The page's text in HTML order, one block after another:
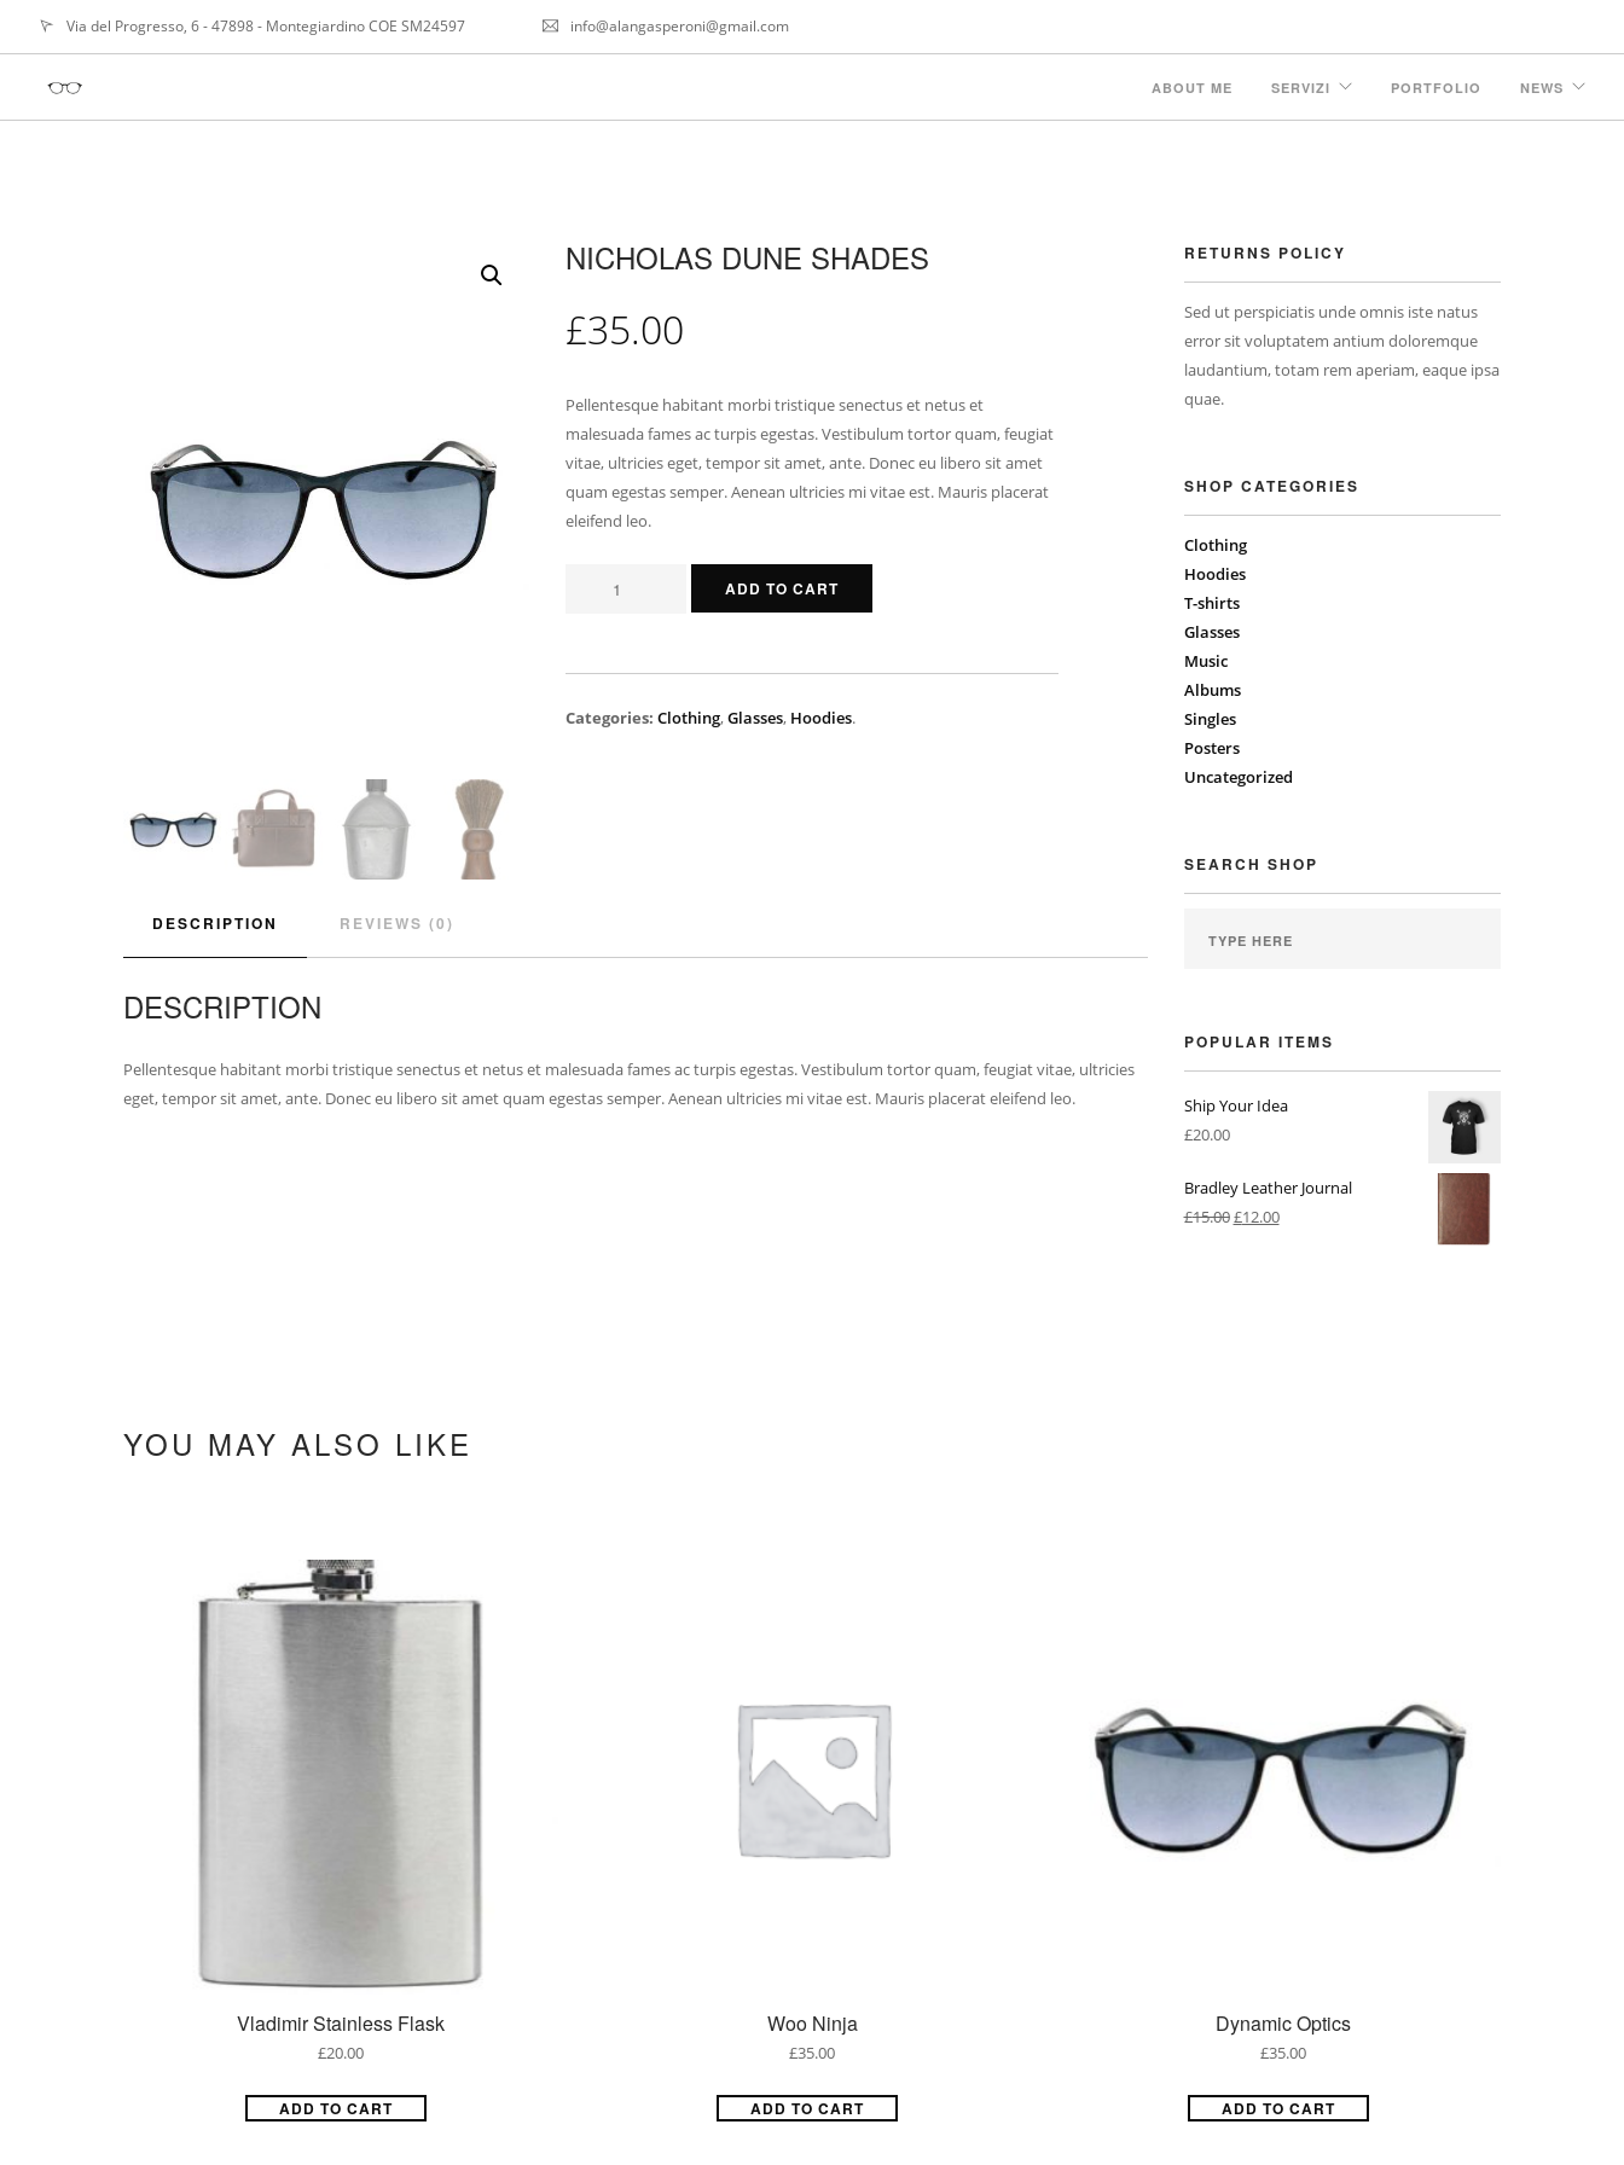
Via del Progresso, 6 - 47898 - Montegiardino COE SM24597 info@alangasperoni@gmail.com
ABOUT ME SERVIZI PORTFOLIO NEWS
NICHOLAS DUNE SHADES
£35.00
Pellentesque habitant morbi tristique senectus et netus et
malesuada fames ac turpis egestas. Vestibulum tortor quam, feugiat
vitae, ultricies eget, tempor sit amet, ante. Donec eu libero sit amet
quam egestas semper. Aenean ultricies mi vitae est. Mauris placerat
eleifend leo.
ADD TO CART
Categories: Clothing,Glasses, Hoodies.
DESCRIPTION REVIEWS (0)
DESCRIPTION
Pellentesque habitant morbi tristique senectus et netus et malesuada fames ac turpis egestas. Vestibulum tortor quam, feugiat vitae, ultricies
eget, tempor sit amet, ante. Donec eu libero sit amet quam egestas semper. Aenean ultricies mi vitae est. Mauris placerat eleifend leo.
RETURNS POLICY
Sed ut perspiciatis unde omnis iste natus
error sit voluptatem antium doloremque
laudantium, totam rem aperiam, eaque ipsa
quae.
SHOP CATEGORIES
Clothing
Hoodies
T-shirts
Glasses
Music
Albums
Singles
Posters
Uncategorized
SEARCH SHOP
POPULAR ITEMS
Ship Your Idea
£20.00
Bradley Leather Journal
£15.00£12.00
YOU MAY ALSO LIKE
Vladimir Stainless Flask
£20.00
ADD TO CART
Woo Ninja
£35.00
ADD TO CART
Dynamic Optics
£35.00
ADD TO CART